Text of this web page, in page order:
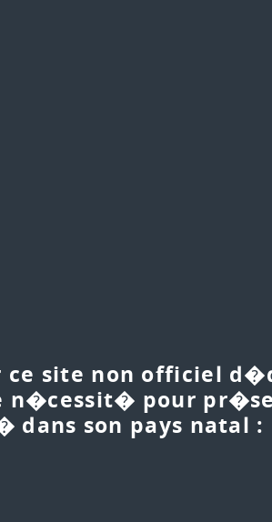
site non officiel
n�cessit� pour
dans son pays natal